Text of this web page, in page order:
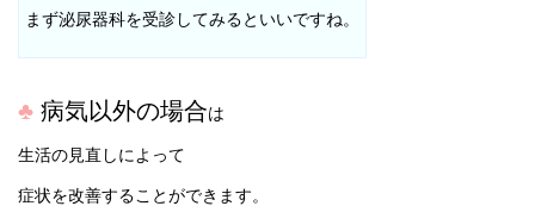
まず泌尿器科を受診してみるといいですね。
♣ 病気以外の場合は
生活の見直しによって
症状を改善することができます。